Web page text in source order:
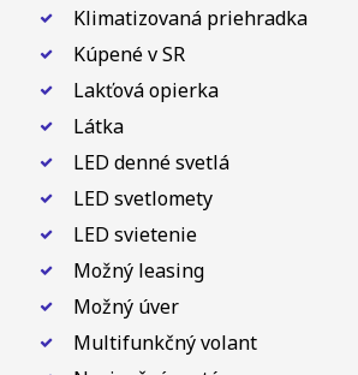
Klimatizovaná priehradka
Kúpené v SR
Lakťová opierka
Látka
LED denné svetlá
LED svetlomety
LED svietenie
Možný leasing
Možný úver
Multifunkčný volant